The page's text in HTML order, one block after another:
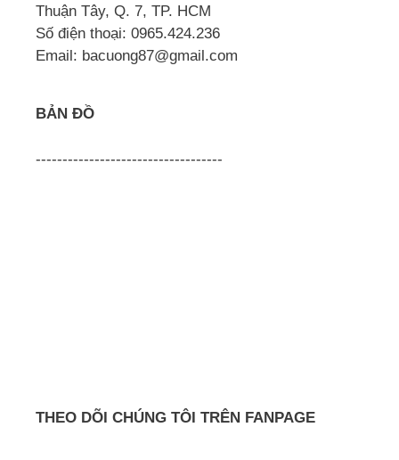
Thuận Tây, Q. 7, TP. HCM
Số điện thoại: 0965.424.236
Email: bacuong87@gmail.com
BẢN ĐỒ
-----------------------------------
THEO DÕI CHÚNG TÔI TRÊN FANPAGE